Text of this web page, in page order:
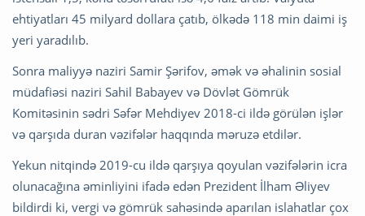
ehtiyatları 45 milyard dollara çatıb, ölkədə 118 min daimi iş
yeri yaradılıb.
Sonra maliyyə naziri Samir Şərifov, əmək və əhalinin sosial
müdafiəsi naziri Sahil Babayev və Dövlət Gömrük
Komitəsinin sədri Səfər Mehdiyev 2018-ci ildə görülən işlər
və qarşıda duran vəzifələr haqqında məruzə etdilər.
Yekun nitqində 2019-cu ildə qarşıya qoyulan vəzifələrin icra
olunacağına əminliyini ifadə edən Prezident İlham Əliyev
bildirdi ki, vergi və gömrük sahəsində aparılan islahatlar çox